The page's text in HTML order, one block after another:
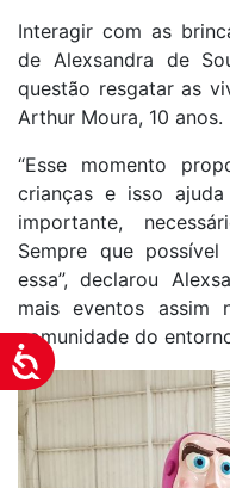
Acessibilidade
Interagir com as
de Alexsandra de
questão resgatar as
Arthur Moura, 10 anos.
“Esse momento
crianças e isso
importante,
Sempre que
essa”, declarou
mais eventos assim
comunidade do